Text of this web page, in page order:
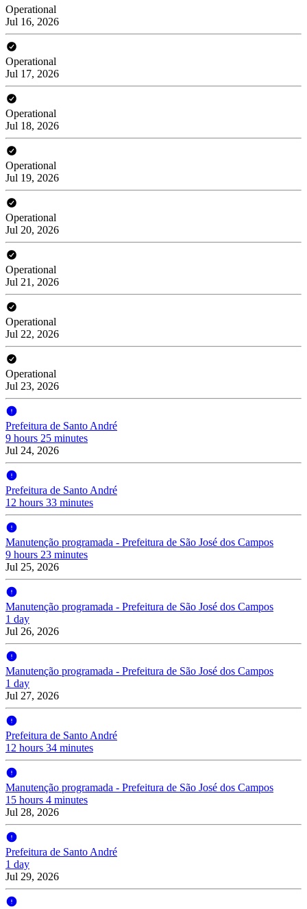
Operational
Jul 16, 2026
Operational
Jul 17, 2026
Operational
Jul 18, 2026
Operational
Jul 19, 2026
Operational
Jul 20, 2026
Operational
Jul 21, 2026
Operational
Jul 22, 2026
Operational
Jul 23, 2026
Prefeitura de Santo André
9 hours 25 minutes
Jul 24, 2026
Prefeitura de Santo André
12 hours 33 minutes
Manutenção programada - Prefeitura de São José dos Campos
9 hours 23 minutes
Jul 25, 2026
Manutenção programada - Prefeitura de São José dos Campos
1 day
Jul 26, 2026
Manutenção programada - Prefeitura de São José dos Campos
1 day
Jul 27, 2026
Prefeitura de Santo André
12 hours 34 minutes
Manutenção programada - Prefeitura de São José dos Campos
15 hours 4 minutes
Jul 28, 2026
Prefeitura de Santo André
1 day
Jul 29, 2026